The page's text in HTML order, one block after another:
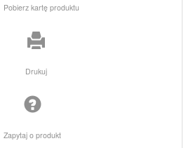
Pobierz kartę produktu
Drukuj
Zapytaj o produkt